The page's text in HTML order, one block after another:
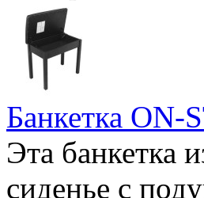
Банкетка
Эта банкетка
сиденье с